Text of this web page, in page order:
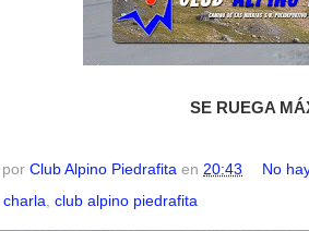
SE RUEGA
Club Alpino Piedrafita en 20:43
No
charla club alpino piedrafita